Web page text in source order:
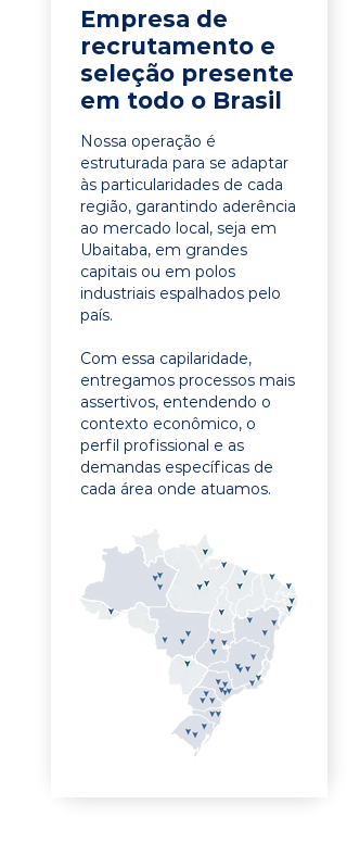
Empresa de
recrutamento e
seleção presente
em todo o Brasil
Nossa operação é
estruturada para se adaptar
às particularidades de cada
região, garantindo aderência
ao mercado local, seja em
Ubaitaba, em grandes
capitais ou em polos
industriais espalhados pelo
país.
Com essa capilaridade,
entregamos processos mais
assertivos, entendendo o
contexto econômico, o
perfil profissional e as
demandas específicas de
cada área onde atuamos.